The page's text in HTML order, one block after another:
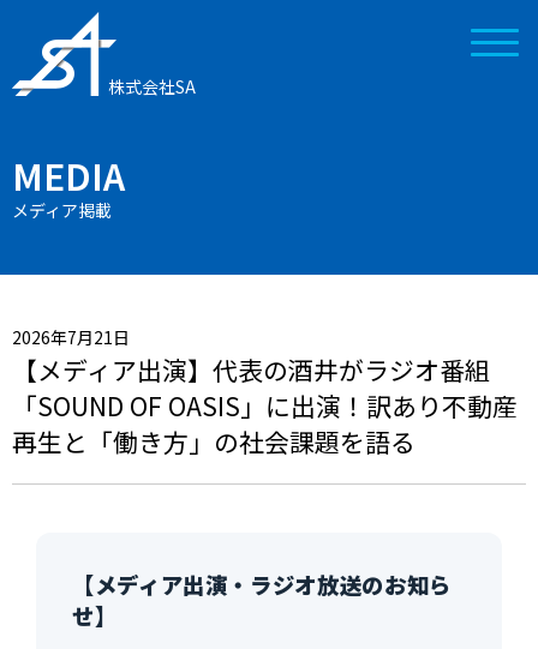
株式会社SA
MEDIA
メディア掲載
2026年7月21日
【メディア出演】代表の酒井がラジオ番組
「SOUND OF OASIS」に出演！訳あり不動産
再生と「働き方」の社会課題を語る
【メディア出演・ラジオ放送のお知ら
せ】